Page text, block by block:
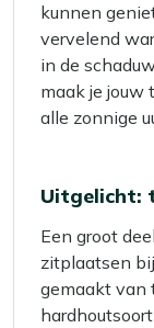
kunnen
vervelend
in de
maak je jouw
alle zonnige
Uitgelicht:
Een groot
zitplaatsen
gemaakt van